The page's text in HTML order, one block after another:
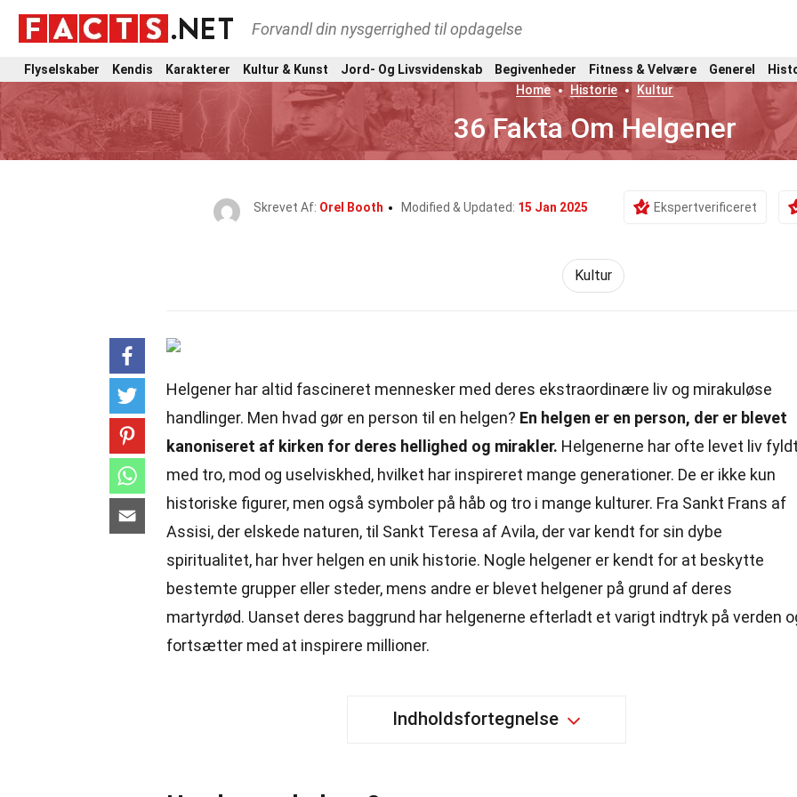
Forvandl din nysgerrighed til opdagelse
Flyselskaber Kendis Karakterer Kultur & Kunst Jord- Og Livsvidenskab Begivenheder Fitness & Velvære Generel
Home
Historie Kultur
36 Fakta Om Helgener
Skrevet Af: Orel Booth Modified & Updated: 15 Jan 2025 Ekspertverificeret
Kultur
Helgener har altid fascineret mennesker med deres ekstraordinære liv og mirakuløse
handlinger. Men hvad gør en person til en helgen? En helgen er en person, der er blevet
kanoniseret af kirken for deres hellighed og mirakler. Helgenerne har ofte levet liv
med tro, mod og uselviskhed, hvilket har inspireret mange generationer. De er ikke kun
historiske figurer, men også symboler på håb og tro i mange kulturer. Fra Sankt Frans af
Assisi, der elskede naturen, til Sankt Teresa af Avila, der var kendt for sin dybe
spiritualitet, har hver helgen en unik historie. Nogle helgener er kendt for at beskytte
bestemte grupper eller steder, mens andre er blevet helgener på grund af deres
martyrdød. Uanset deres baggrund har helgenerne efterladt et varigt indtryk på verden
fortsætter med at inspirere millioner.
Indholdsfortegnelse